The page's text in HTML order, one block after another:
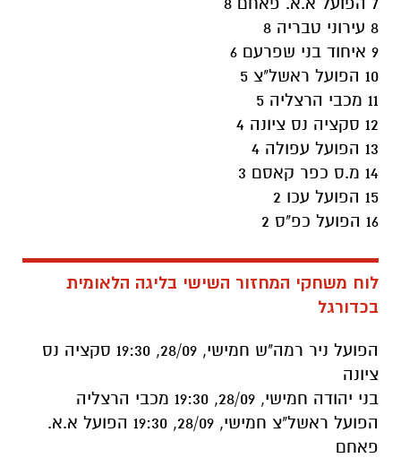
8 עירוני טבריה 8
9 איחוד בני שפרעם 6
10 הפועל ראשל"צ 5
11 מכבי הרצליה 5
12 סקציה נס ציונה 4
13 הפועל עפולה 4
14 מ.ס כפר קאסם 3
15 הפועל עכו 2
16 הפועל כפ"ס 2
לוח משחקי המחזור השישי בליגה הלאומית
בכדורגל
הפועל ניר רמה"ש חמישי, 28/09, 19:30 סקציה נס
ציונה
בני יהודה חמישי, 28/09, 19:30 מכבי הרצליה
הפועל ראשל"צ חמישי, 28/09, 19:30 הפועל א.א.
פאחם